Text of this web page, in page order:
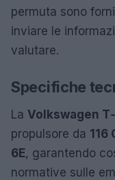
permuta sono
inviare le
valutare.
Specifiche
La Volkswagen
propulsore da 116
6E, garantendo
normative sulle